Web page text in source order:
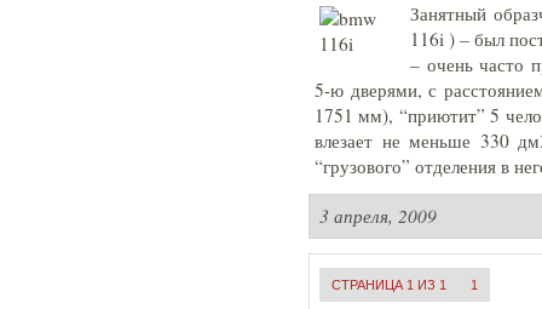
Занятный
116i ) – был
– очень часто
5-ю дверями, с
1751 мм), “приютит” 5
влезает не меньше 330
“грузового” отделения в
3 апреля, 2009
СТРАНИЦА 1 ИЗ 1 1